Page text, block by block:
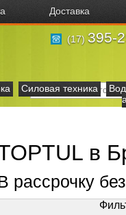
Доставка
(17) 395-
Силовая техника
в
рассрочку